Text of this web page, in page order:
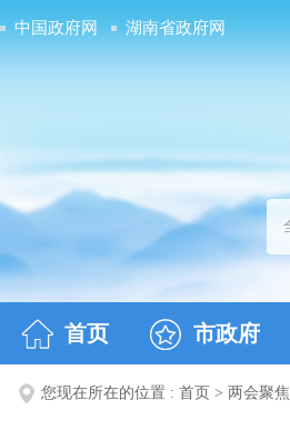
中国政府网 湖南省政府网
首页 市政府
您现在所在的位置 : 首页 > 两会聚焦